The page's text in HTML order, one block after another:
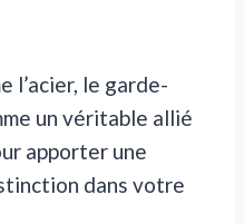
l’acier, le garde-
un véritable allié
apporter une
dans votre